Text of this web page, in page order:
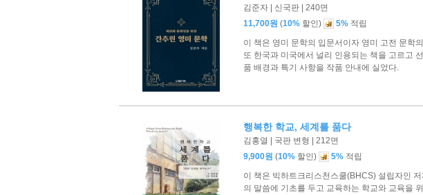
김준자 | 신국판 | 240면
11,700원 (10% 할인) 5% 적립
이 책은 영미 문학의 입문서이자 영미 고전 문학
또 한국과 미국에서 널리 인용되는 책을 고르고
품 배경과 특기 사항을 작품 안내에 실었다.
행복한 학교, 세계를 품다
김홍열 | 국판 변형 | 212면
9,900원 (10% 할인) 5% 적립
이 책은 빅하트크리스천스쿨(BHCS) 설립자인
의 말씀에 기초를 두고 교육하는 학교와 교육을